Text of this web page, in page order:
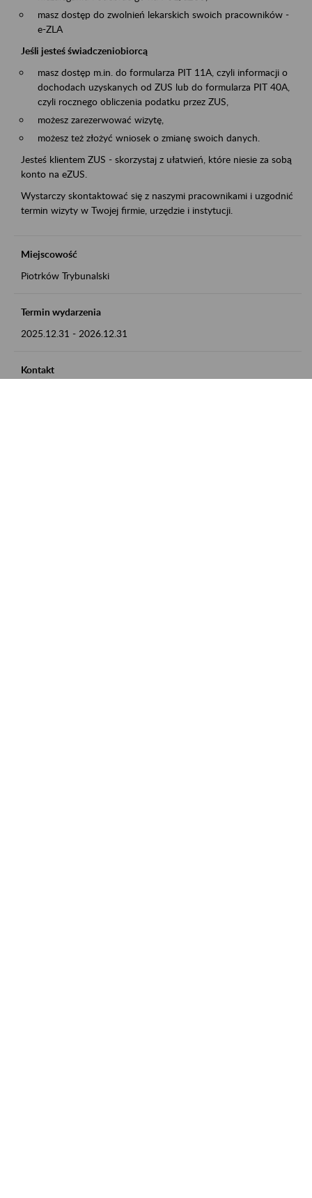
masz dostęp do zwolnień lekarskich swoich pracowników -
e-ZLA
Jeśli jesteś świadczeniobiorcą
masz dostęp m.in. do formularza PIT 11A, czyli informacji o
dochodach uzyskanych od ZUS lub do formularza PIT 40A,
czyli rocznego obliczenia podatku przez ZUS,
możesz zarezerwować wizytę,
możesz też złożyć wniosek o zmianę swoich danych.
Jesteś klientem ZUS - skorzystaj z ułatwień, które niesie za sobą
konto na eZUS.
Wystarczy skontaktować się z naszymi pracownikami i uzgodnić
termin wizyty w Twojej firmie, urzędzie i instytucji.
Miejscowość
Piotrków Trybunalski
Termin wydarzenia
2025.12.31 - 2026.12.31
Kontakt